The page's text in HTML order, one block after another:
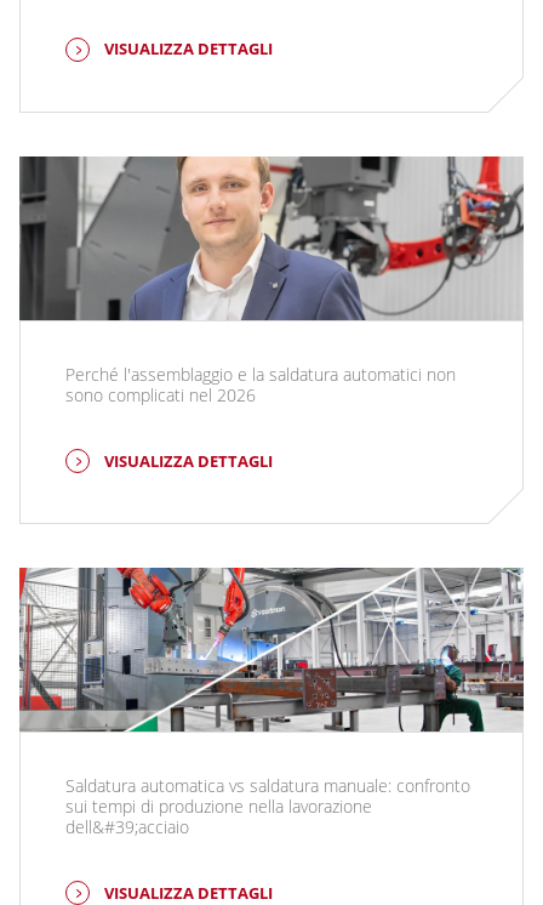
VISUALIZZA DETTAGLI
Perché l'assemblaggio e la saldatura automatici non
sono complicati nel 2026
VISUALIZZA DETTAGLI
Saldatura automatica vs saldatura manuale: confronto
sui tempi di produzione nella lavorazione
dell&#39;acciaio
VISUALIZZA DETTAGLI